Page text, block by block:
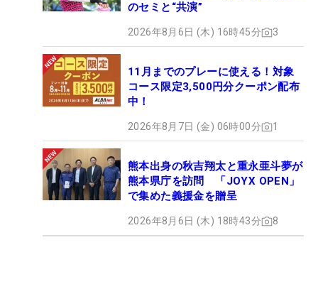
のセミと“共演”
2026年8月6日 (木) 16時45分 3
11月までのプレーに使える！対象
コース限定3,500円分クーポン配布
中！
2026年8月7日 (金) 06時00分 1
熊本出身の秋吉翔太と重永亜斗夢が
熊本県庁を訪問 「JOYX OPEN」
で集めた義援金を贈呈
2026年8月6日 (木) 18時43分 8